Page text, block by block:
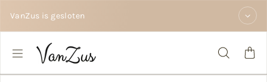
VanZus is gesloten